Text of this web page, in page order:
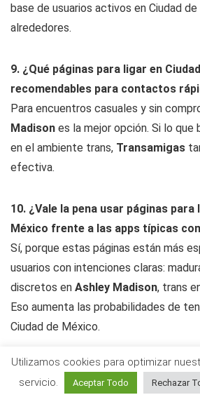
base de usuarios activos en Ciudad
alrededores.
9. ¿Qué páginas para ligar en
recomendables para contactos
Para encuentros casuales y sin
Madison es la mejor opción. Si lo que
en el ambiente trans, Transamigas
efectiva.
10. ¿Vale la pena usar páginas para
México frente a las apps típicas
Sí, porque estas páginas están más
usuarios con intenciones claras:
discretos en Ashley Madison, trans
Eso aumenta las probabilidades de
Ciudad de México.
Cómo analizamos las
Utilizamos cookies para optimizar
servicio.
Aceptar Todo Rechazar